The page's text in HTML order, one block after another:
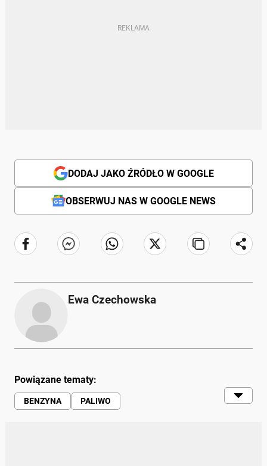
DODAJ JAKO ŹRÓDŁO W GOOGLE
OBSERWUJ NAS W GOOGLE NEWS
Ewa Czechowska
Powiązane tematy:
BENZYNA
PALIWO